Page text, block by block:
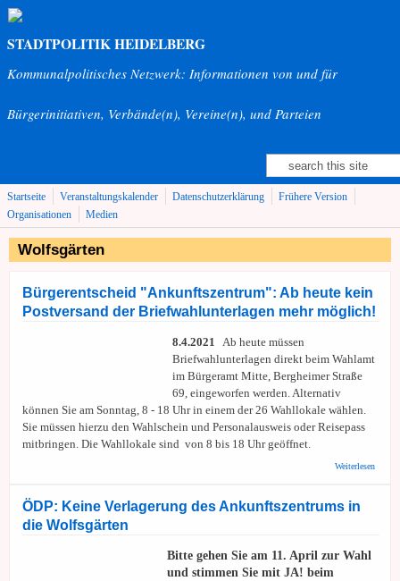
Direkt zum Inhalt
STADTPOLITIK HEIDELBERG
Kommunalpolitisches Netzwerk: Informationen von und für
Bürgerinitiativen, Verbände(n), Vereine(n), und Parteien
Suchformular
Suche
Startseite Veranstaltungskalender Datenschutzerklärung
Frühere Version
Organisationen
Medien
Wolfsgärten
Bürgerentscheid "Ankunftszentrum": Ab heute kein
Postversand der Briefwahlunterlagen mehr möglich!
8.4.2021 Ab heute müssen
Briefwahlunterlagen direkt beim Wahlamt
im Bürgeramt Mitte, Bergheimer Straße
69, eingeworfen werden. Alternativ
können Sie am Sonntag, 8 - 18 Uhr in einem der 26 Wahllokale wählen.
Sie müssen hierzu den Wahlschein und Personalausweis oder Reisepass
mitbringen. Die Wahllokale sind von 8 bis 18 Uhr geöffnet.
Weiterlesen
ÖDP: Keine Verlagerung des Ankunftszentrums in
die Wolfsgärten
Bitte gehen Sie am 11. April zur Wahl
und stimmen Sie mit JA! beim